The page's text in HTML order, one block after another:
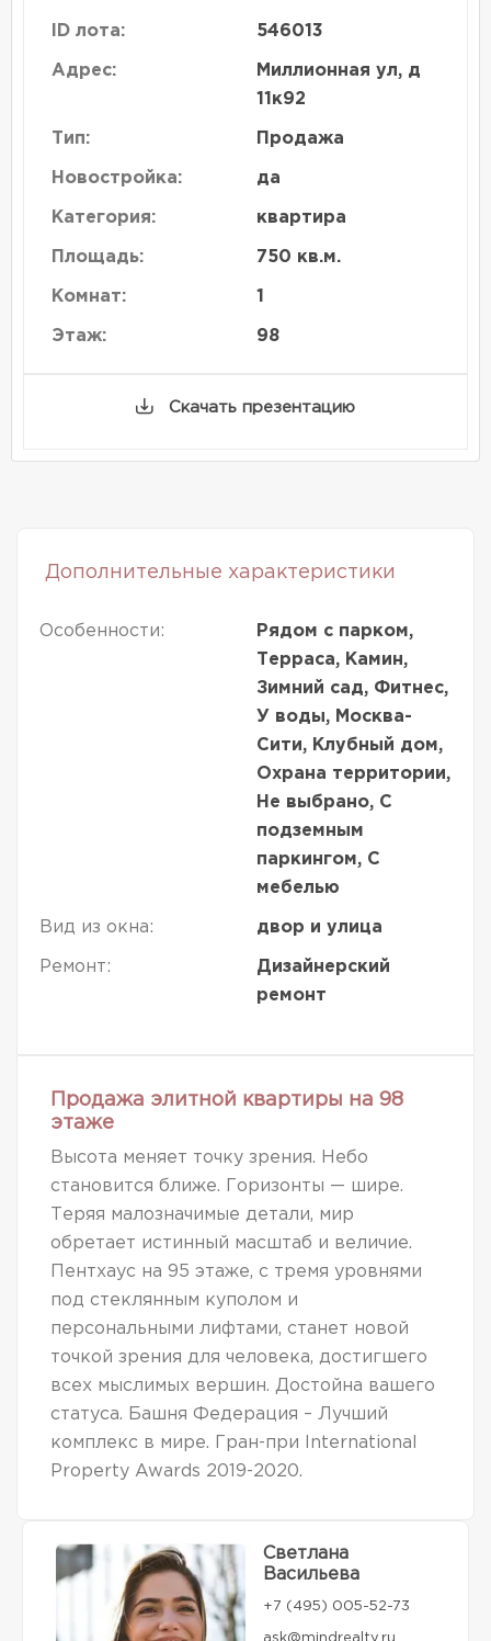
ID лота: 546013
Адрес:
Миллионная ул, д
11к92
Тип: Продажа
Новостройка: да
Категория: квартира
Площадь: 750 кв.м.
Комнат: 1
Этаж: 98
Скачать презентацию
Дополнительные характеристики
Особенности:
Рядом с парком,
Терраса, Камин,
Зимний сад, Фитнес,
У воды, Москва-
Сити, Клубный дом,
Охрана территории,
Не выбрано, С
подземным
паркингом, С
мебелью
Вид из окна: двор и улица
Ремонт:
Дизайнерский
ремонт
Продажа элитной квартиры на 98
этаже
Высота меняет точку зрения. Небо
становится ближе. Горизонты — шире.
Теряя малозначимые детали, мир
обретает истинный масштаб и величие.
Пентхаус на 95 этаже, с тремя уровнями
под стеклянным куполом и
персональными лифтами, станет новой
точкой зрения для человека, достигшего
всех мыслимых вершин. Достойна вашего
статуса. Башня Федерация – Лучший
комплекс в мире. Гран-при International
Property Awards 2019-2020.
Светлана
Васильева
+7 (495) 005-52-73
ask@mindrealty.ru